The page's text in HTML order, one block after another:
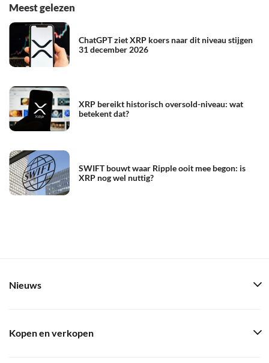
Meest gelezen
ChatGPT ziet XRP koers naar dit niveau stijgen
31 december 2026
XRP bereikt historisch oversold-niveau: wat
betekent dat?
SWIFT bouwt waar Ripple ooit mee begon: is
XRP nog wel nuttig?
Nieuws
Kopen en verkopen